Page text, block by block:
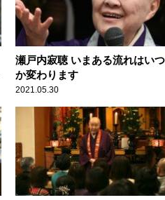
瀬戸内寂聴 いまある流れはいつ
か変わります
2021.05.30